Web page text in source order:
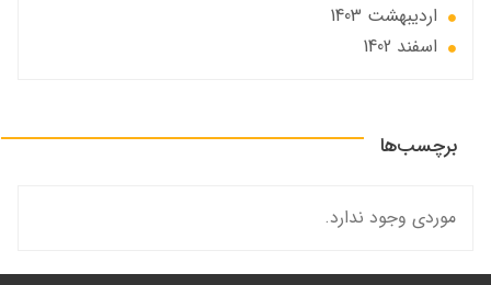
ارديبهشت 1403
اسفند 1402
برچسب‌ها
موردی وجود ندارد.